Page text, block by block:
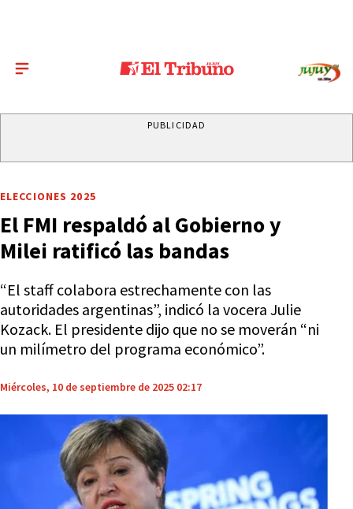
PUBLICIDAD
ELECCIONES 2025
El FMI respaldó al Gobierno y
Milei ratificó las bandas
“El staff colabora estrechamente con las
autoridades argentinas”, indicó la vocera Julie
Kozack. El presidente dijo que no se moverán “ni
un milímetro del programa económico”.
Miércoles, 10 de septiembre de 2025 02:17